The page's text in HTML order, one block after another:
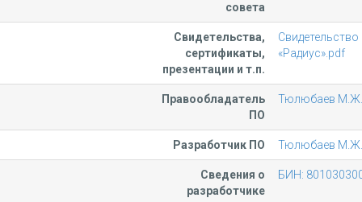
совета
Свидетельства,
сертификаты,
презентации и т.п.
«Радиус».pdf
Правообладатель
ПО
Тюлюбаев М.Ж.
Разработчик ПО Тюлюбаев М.Ж.
Сведения о
разработчике
БИН: